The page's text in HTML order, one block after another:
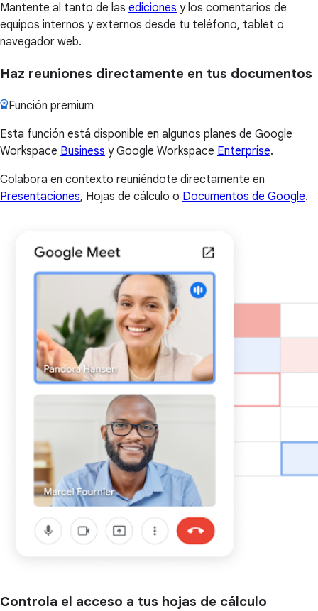
Mantente al tanto de las ediciones y los comentarios de
equipos internos y externos desde tu teléfono, tablet o
navegador web.
Haz reuniones directamente en tus documentos
Función premium
Esta función está disponible en algunos planes de Google
Workspace Business y Google Workspace Enterprise.
Colabora en contexto reuniéndote directamente en
Presentaciones, Hojas de cálculo o Documentos de Google.
Controla el acceso a tus hojas de cálculo